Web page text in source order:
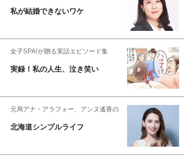
私が結婚できないワケ
女子SPA!が贈る実話エピソード集
実録！私の人生、泣き笑い
元局アナ・アラフォー、アンヌ遙香の
北海道シンプルライフ